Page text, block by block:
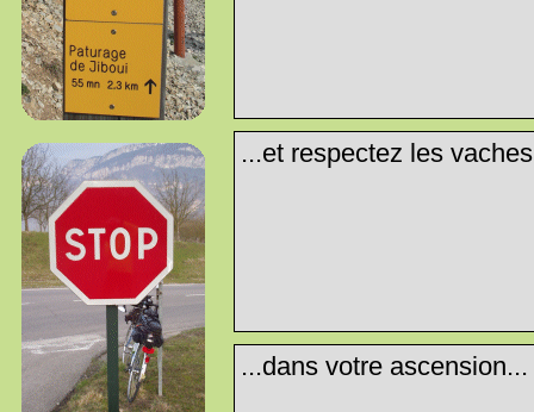
...et respectez les
...dans votre ascension...